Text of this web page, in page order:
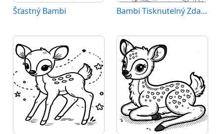
Šťastný Bambi Bambi Tisknutelný Zdarma